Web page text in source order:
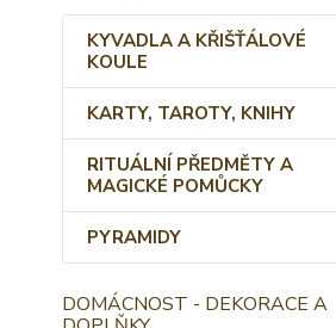
KYVADLA A KŘIŠŤÁLOVÉ
KOULE
KARTY, TAROTY, KNIHY
RITUÁLNÍ PŘEDMĚTY A
MAGICKÉ POMŮCKY
PYRAMIDY
DOMÁCNOST - DEKORACE A